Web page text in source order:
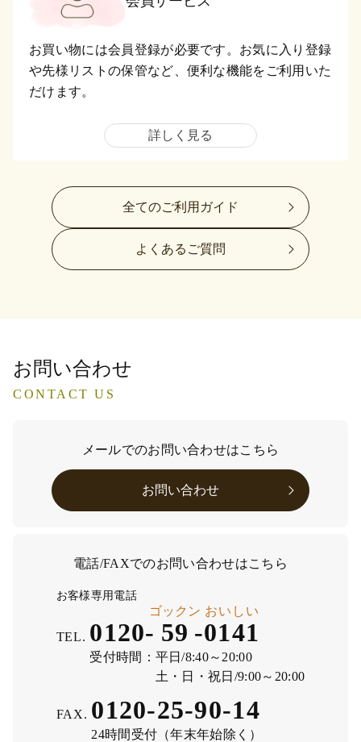
お買い物には会員登録が必要です。お気に入り登録
や先様リストの保管など、便利な機能をご利用いた
だけます。
詳しく見る
全てのご利用ガイド
よくあるご質問
お問い合わせ
CONTACT US
メールでのお問い合わせはこちら
お問い合わせ
電話/FAXでのお問い合わせはこちら
お客様専用電話
TEL. 0120- 59
ゴックン
-0141
おいしい
受付時間： 平日/8:40～20:00
土・日・祝日/9:00～20:00
FAX. 0120-25-90-14
24時間受付（年末年始除く）